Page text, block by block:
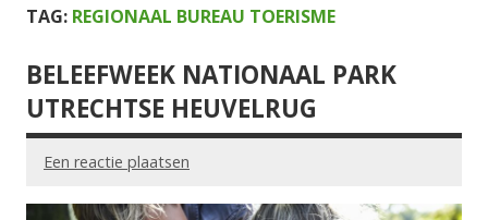
TAG: REGIONAAL BUREAU TOERISME
BELEEFWEEK NATIONAAL PARK
UTRECHTSE HEUVELRUG
Een reactie plaatsen